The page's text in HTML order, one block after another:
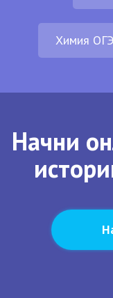
Химия ОГЭ
Начни